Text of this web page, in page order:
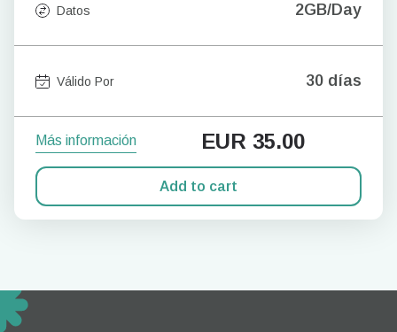
Datos 2GB/Day
Válido Por 30 días
Más información EUR 35.00
Add to cart